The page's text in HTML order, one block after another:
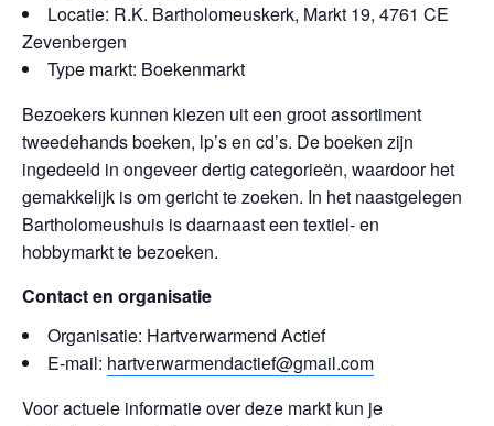
Locatie: R.K. Bartholomeuskerk, Markt 19, 4761 CE
Zevenbergen
Type markt: Boekenmarkt
Bezoekers kunnen kiezen uit een groot assortiment
tweedehands boeken, lp’s en cd’s. De boeken zijn
ingedeeld in ongeveer dertig categorieën, waardoor het
gemakkelijk is om gericht te zoeken. In het naastgelegen
Bartholomeushuis is daarnaast een textiel- en
hobbymarkt te bezoeken.
Contact en organisatie
Organisatie: Hartverwarmend Actief
E-mail: hartverwarmendactief@gmail.com
Voor actuele informatie over deze markt kun je